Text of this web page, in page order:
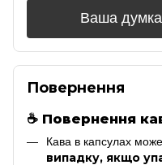
Ваша
Повернення
☕ Повернення
Кава в капсулах
випадку, якщо